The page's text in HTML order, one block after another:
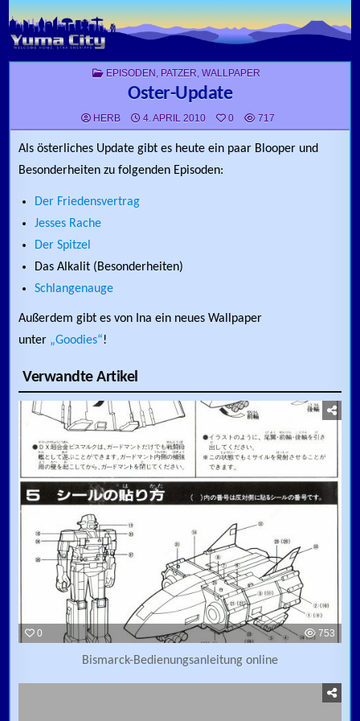
Skip to content
POSTED IN
EPISODEN , PATZER, WALLPAPER
Oster-Update
HERB 4. APRIL 2010 0 717
Als österliches Update gibt es heute ein paar Blooper und
Besonderheiten zu folgenden Episoden:
Der Friedensvertrag
Jesses Rache
Der Spitzel
Das Alkalit (Besonderheiten)
Schlangenauge
Außerdem gibt es von Ina ein neues Wallpaper
unter „Goodies“!
Verwandte Artikel
0 753
Bismarck-Bedienungsanleitung online